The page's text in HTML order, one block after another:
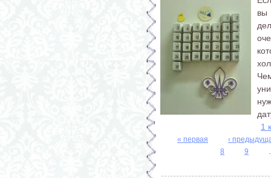
вы
1
Страницы
« первая
‹
8
9